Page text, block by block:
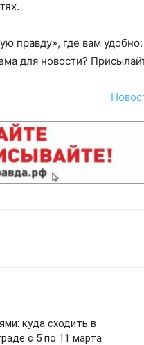
правду», где вам удобно:
для новости?
куда сходить в
с 5 по 11 марта